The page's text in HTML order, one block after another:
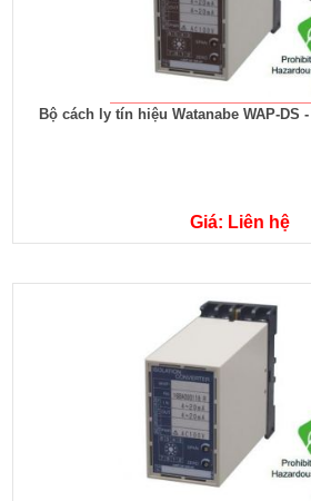
Bộ cách ly tín hiệu Watanabe WAP-DS
Giá: Liên hệ